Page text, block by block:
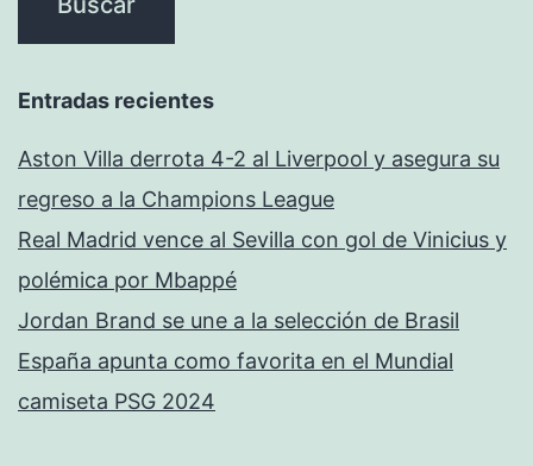
Entradas recientes
Aston Villa derrota 4-2 al Liverpool y asegura su
regreso a la Champions League
Real Madrid vence al Sevilla con gol de Vinicius y
polémica por Mbappé
Jordan Brand se une a la selección de Brasil
España apunta como favorita en el Mundial
camiseta PSG 2024